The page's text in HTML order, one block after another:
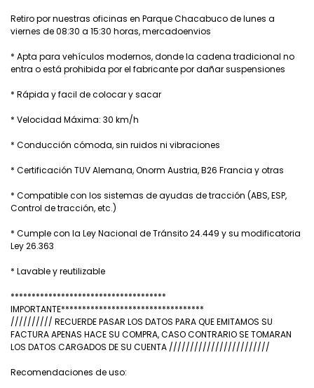
Retiro por nuestras oficinas en Parque Chacabuco de lunes a
viernes de 08:30 a 15:30 horas, mercadoenvios
* Apta para vehículos modernos, donde la cadena tradicional no
entra o está prohibida por el fabricante por dañar suspensiones
* Rápida y facil de colocar y sacar
* Velocidad Máxima: 30 km/h
* Conducción cómoda, sin ruidos ni vibraciones
* Certificación TUV Alemana, Onorm Austria, B26 Francia y otras
* Compatible con los sistemas de ayudas de tracción (ABS, ESP,
Control de tracción, etc.)
* Cumple con la Ley Nacional de Tránsito 24.449 y su modificatoria
Ley 26.363
* Lavable y reutilizable
*************************************
IMPORTANTE**********************************
////////// RECUERDE PASAR LOS DATOS PARA QUE EMITAMOS SU
FACTURA APENAS HACE SU COMPRA, CASO CONTRARIO SE TOMARAN
LOS DATOS CARGADOS DE SU CUENTA ////////////////////////
Recomendaciones de uso: